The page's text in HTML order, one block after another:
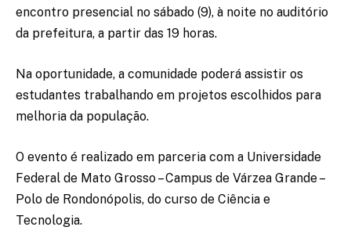
encontro presencial no sábado (9), à noite no auditório
da prefeitura, a partir das 19 horas.
Na oportunidade, a comunidade poderá assistir os
estudantes trabalhando em projetos escolhidos para
melhoria da população.
O evento é realizado em parceria com a Universidade
Federal de Mato Grosso – Campus de Várzea Grande –
Polo de Rondonópolis, do curso de Ciência e
Tecnologia.